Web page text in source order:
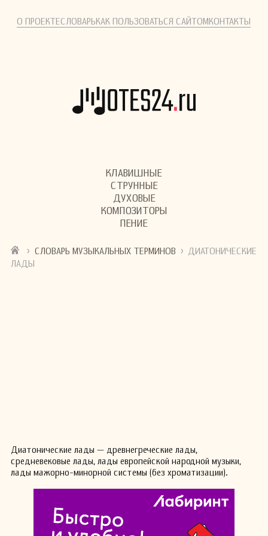
О ПРОЕКТЕСЛОВАРЬКАК ПОЛЬЗОВАТЬСЯ САЙТОМКОНТАКТЫ
КЛАВИШНЫЕ
СТРУННЫЕ
ДУХОВЫЕ
КОМПОЗИТОРЫ
ПЕНИЕ
› СЛОВАРЬ МУЗЫКАЛЬНЫХ ТЕРМИНОВ › ДИАТОНИЧЕСКИЕ
ЛАДЫ
Диатонические лады — древнегреческие лады,
средневековые лады, лады европейской народной музыки,
лады мажорно-минорной системы (без хроматизации).